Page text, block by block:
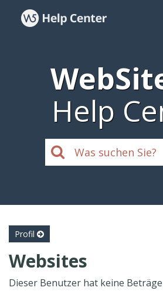
Help
Profil
Websites
Dieser Benutzer hat keine